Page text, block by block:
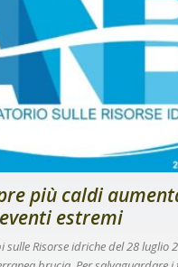
più caldi
estremi
sulle Risorse idriche del 28 luglio